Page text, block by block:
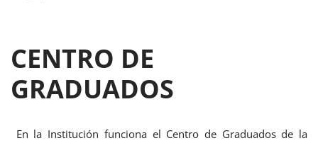
CENTRO DE
GRADUADOS
En la Institución funciona el Centro de Graduados de la